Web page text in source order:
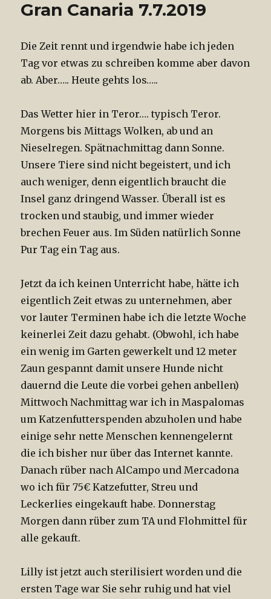
Gran Canaria 7.7.2019
Die Zeit rennt und irgendwie habe ich jeden
Tag vor etwas zu schreiben komme aber davon
ab. Aber….. Heute gehts los…..
Das Wetter hier in Teror…. typisch Teror.
Morgens bis Mittags Wolken, ab und an
Nieselregen. Spätnachmittag dann Sonne.
Unsere Tiere sind nicht begeistert, und ich
auch weniger, denn eigentlich braucht die
Insel ganz dringend Wasser. Überall ist es
trocken und staubig, und immer wieder
brechen Feuer aus. Im Süden natürlich Sonne
Pur Tag ein Tag aus.
Jetzt da ich keinen Unterricht habe, hätte ich
eigentlich Zeit etwas zu unternehmen, aber
vor lauter Terminen habe ich die letzte Woche
keinerlei Zeit dazu gehabt. (Obwohl, ich habe
ein wenig im Garten gewerkelt und 12 meter
Zaun gespannt damit unsere Hunde nicht
dauernd die Leute die vorbei gehen anbellen)
Mittwoch Nachmittag war ich in Maspalomas
um Katzenfutterspenden abzuholen und habe
einige sehr nette Menschen kennengelernt
die ich bisher nur über das Internet kannte.
Danach rüber nach AlCampo und Mercadona
wo ich für 75€ Katzefutter, Streu und
Leckerlies eingekauft habe. Donnerstag
Morgen dann rüber zum TA und Flohmittel für
alle gekauft.
Lilly ist jetzt auch sterilisiert worden und die
ersten Tage war Sie sehr ruhig und hat viel